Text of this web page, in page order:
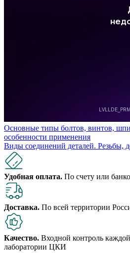
Основные типы болтов, винтов,
особенности применения
Виды соединений деталей. Резьбы,
Удобная оплата. По счету или
Доставка. По всей территории
Качество. Входной контроль
лаборатории ЦКИ